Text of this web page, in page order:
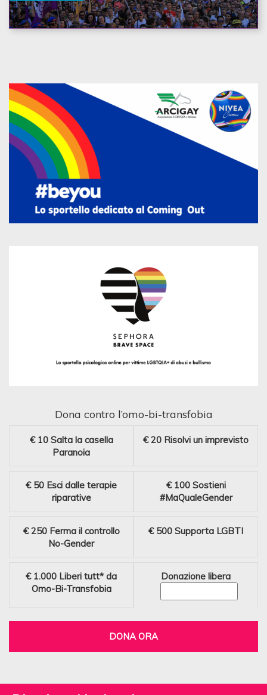
Dona contro l’omo-bi-transfobia
€ 10 Salta la casella
Paranoia
€ 20 Risolvi un imprevisto
€ 50 Esci dalle terapie
riparative
€ 100 Sostieni
#MaQualeGender
€ 250 Ferma il controllo
No-Gender
€ 500 Supporta LGBTI
€ 1.000 Liberi tutt* da
Omo-Bi-Transfobia
Donazione libera
DONA ORA